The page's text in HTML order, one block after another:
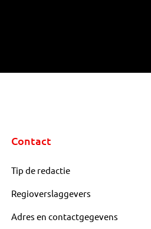
Contact
Tip de redactie
Regioverslaggevers
Adres en contactgegevens